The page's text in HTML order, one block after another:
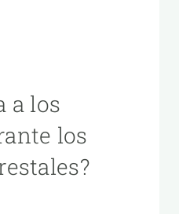
a los
los